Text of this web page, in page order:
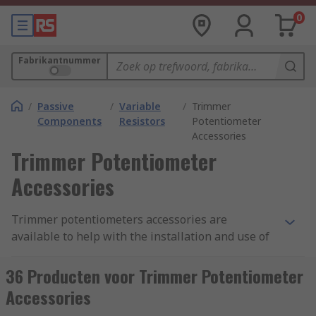
0
Fabrikantnummer
/ Passive
Components
/ Variable
Resistors
/ Trimmer
Potentiometer
Accessories
Trimmer Potentiometer
Accessories
Trimmer potentiometers accessories are
available to help with the installation and use of
or trimmer resistors. They enable you or alter the
resistance on a trimmer potentiometer, a type of
potentiometer which is usually set to a given
36 Producten voor Trimmer Potentiometer
Accessories